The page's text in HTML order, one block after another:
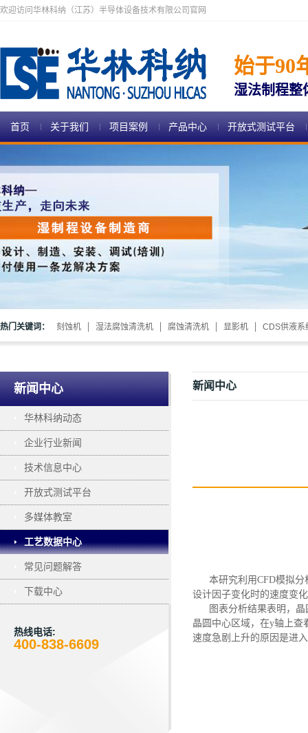
欢迎访问华林科纳（江苏）半导体设备技术有限公司官网
始于90
湿法制程整
首页 关于我们 项目案例 产品中心 开放式测试平台
热门关键词： 刻蚀机 湿法腐蚀清洗机 腐蚀清洗机 显影机 CDS供液系
新闻中心
华林科纳动态
企业行业新闻
技术信息中心
开放式测试平台
多媒体教室
工艺数据中心
常见问题解答
下载中心
热线电话:
400-838-6609
新闻中心
本研究利用CFD模拟分
设计因子变化时的速度变
图表分析结果表明，晶
晶圆中心区域，在y轴上查
速度急剧上升的原因是进